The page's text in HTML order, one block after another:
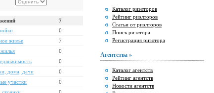
7
0
жилье
7
0
0
дома, дачи
0
участки
0
Каталог риэлторов
Рейтинг риэлторов
Статьи от риэлторов
Поиск риэлтора
Регистрация риэлтора
Агентства »
Каталог агентств
Рейтинг агентств
Новости агентств